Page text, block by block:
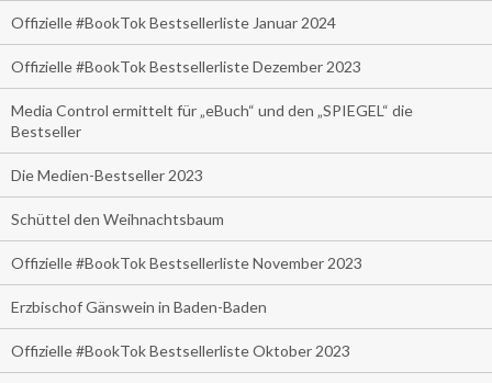
Offizielle #BookTok Bestsellerliste Januar 2024
Offizielle #BookTok Bestsellerliste Dezember 2023
Media Control ermittelt für „eBuch“ und den „SPIEGEL“ die
Bestseller
Die Medien-Bestseller 2023
Schüttel den Weihnachtsbaum
Offizielle #BookTok Bestsellerliste November 2023
Erzbischof Gänswein in Baden-Baden
Offizielle #BookTok Bestsellerliste Oktober 2023